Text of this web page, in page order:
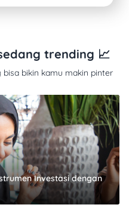
trending 📈
bikin kamu makin pinter
Investasi dengan